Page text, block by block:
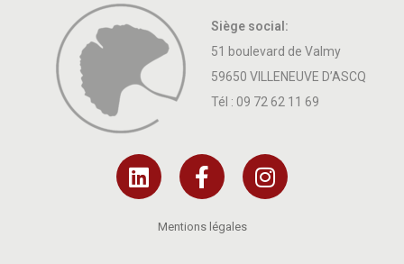
Siège social:
51 boulevard de Valmy
59650 VILLENEUVE D’ASCQ
Tél : 09 72 62 11 69
Mentions légales